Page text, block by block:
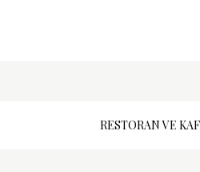
RESTORAN VE